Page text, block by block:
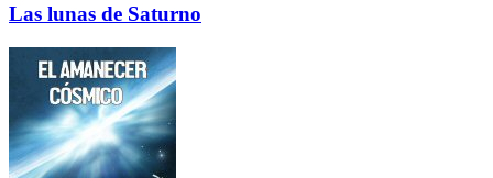
Las lunas de Saturno